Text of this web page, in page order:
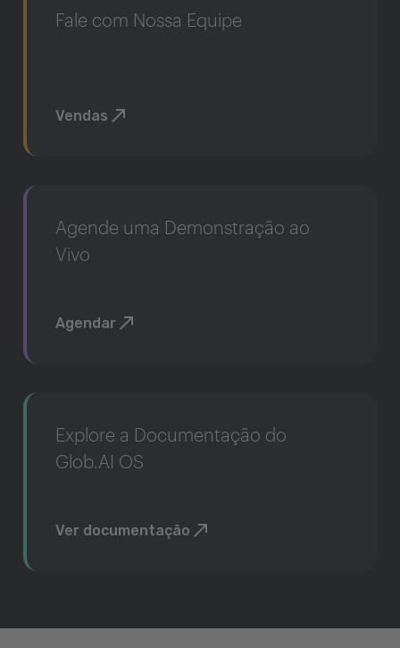
Fale com Nossa Equipe
Vendas
Agende uma Demonstração ao
Vivo
Agendar
Explore a Documentação do
Glob.AI OS
Ver documentação